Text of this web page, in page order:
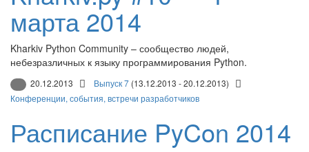
марта 2014
Kharkiv Python Community – сообщество людей,
небезразличных к языку программирования Python.
20.12.2013 Выпуск 7 (13.12.2013 - 20.12.2013)
Конференции, события, встречи разработчиков
Расписание PyCon 2014